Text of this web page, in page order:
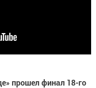
прошел финал 18-го